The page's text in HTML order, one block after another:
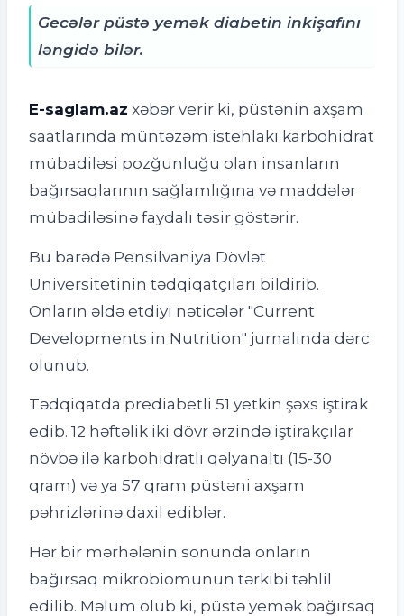
Gecələr püstə yemək diabetin inkişafını
ləngidə bilər.
E-saglam.az xəbər verir ki, püstənin axşam
saatlarında müntəzəm istehlakı karbohidrat
mübadiləsi pozğunluğu olan insanların
bağırsaqlarının sağlamlığına və maddələr
mübadiləsinə faydalı təsir göstərir.
Bu barədə Pensilvaniya Dövlət
Universitetinin tədqiqatçıları bildirib.
Onların əldə etdiyi nəticələr "Current
Developments in Nutrition" jurnalında dərc
olunub.
Tədqiqatda prediabetli 51 yetkin şəxs iştirak
edib. 12 həftəlik iki dövr ərzində iştirakçılar
növbə ilə karbohidratlı qəlyanaltı (15-30
qram) və ya 57 qram püstəni axşam
pəhrizlərinə daxil ediblər.
Hər bir mərhələnin sonunda onların
bağırsaq mikrobiomunun tərkibi təhlil
edilib. Məlum olub ki, püstə yemək bağırsaq